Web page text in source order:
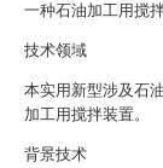
一种石油加工用搅
技术领域
本实用新型涉及石
加工用搅拌装置。
背景技术